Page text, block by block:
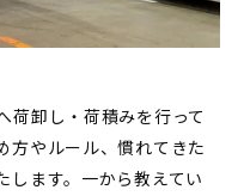
荷卸し・荷積みを行って
方やルール、慣れてきた
します。一から教えてい